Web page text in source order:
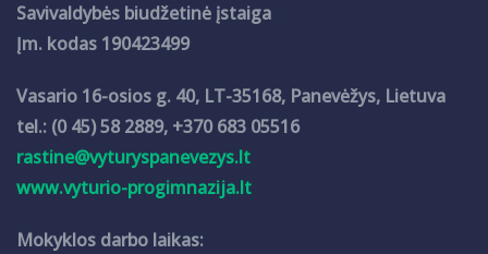
Savivaldybės biudžetinė įstaiga
Įm. kodas 190423499
Vasario 16-osios g. 40, LT-35168, Panevėžys, Lietuva
tel.: (0 45) 58 2889, +370 683 05516
rastine@vyturyspanevezys.lt
www.vyturio-progimnazija.lt
Mokyklos darbo laikas: